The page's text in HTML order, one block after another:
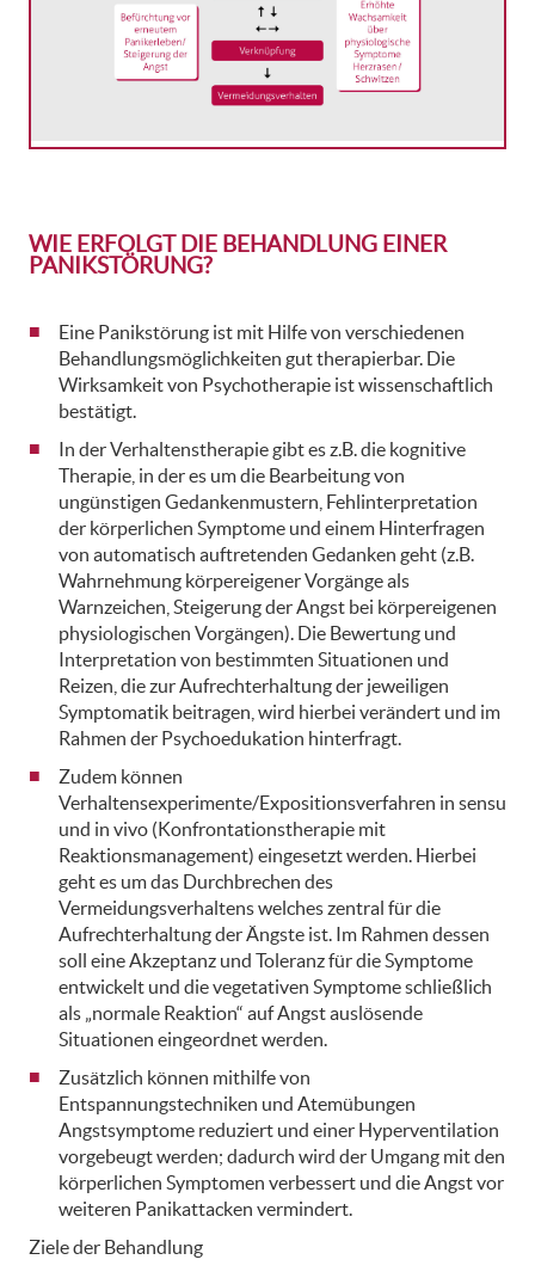
WIE ERFOLGT DIE BEHANDLUNG EINER
PANIKSTÖRUNG?
Eine Panikstörung ist mit Hilfe von verschiedenen
Behandlungsmöglichkeiten gut therapierbar. Die
Wirksamkeit von Psychotherapie ist wissenschaftlich
bestätigt.
In der Verhaltenstherapie gibt es z.B. die kognitive
Therapie, in der es um die Bearbeitung von
ungünstigen Gedankenmustern, Fehlinterpretation
der körperlichen Symptome und einem Hinterfragen
von automatisch auftretenden Gedanken geht (z.B.
Wahrnehmung körpereigener Vorgänge als
Warnzeichen, Steigerung der Angst bei körpereigenen
physiologischen Vorgängen). Die Bewertung und
Interpretation von bestimmten Situationen und
Reizen, die zur Aufrechterhaltung der jeweiligen
Symptomatik beitragen, wird hierbei verändert und im
Rahmen der Psychoedukation hinterfragt.
Zudem können
Verhaltensexperimente/Expositionsverfahren in sensu
und in vivo (Konfrontationstherapie mit
Reaktionsmanagement) eingesetzt werden. Hierbei
geht es um das Durchbrechen des
Vermeidungsverhaltens welches zentral für die
Aufrechterhaltung der Ängste ist. Im Rahmen dessen
soll eine Akzeptanz und Toleranz für die Symptome
entwickelt und die vegetativen Symptome schließlich
als „normale Reaktion“ auf Angst auslösende
Situationen eingeordnet werden.
Zusätzlich können mithilfe von
Entspannungstechniken und Atemübungen
Angstsymptome reduziert und einer Hyperventilation
vorgebeugt werden; dadurch wird der Umgang mit den
körperlichen Symptomen verbessert und die Angst vor
weiteren Panikattacken vermindert.
Ziele der Behandlung